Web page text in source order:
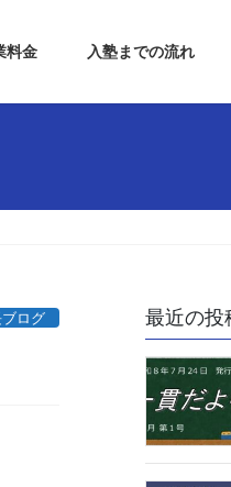
料金 入塾までの流れ
ログ 最近の投